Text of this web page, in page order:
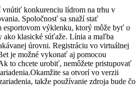
vnútiť konkurenciu lídrom na trhu v
Spoločnosť sa snaží stať
výklenku, ktorý môže byť o
klasické súťaže. Línia a maľba
úrovni. Registráciu vo virtuálnej
je možné vykonať aj pomocou
to chcete urobiť, nemôžete pristupovať
sa otvorí vo verzii
takže používanie zdroja bude čo